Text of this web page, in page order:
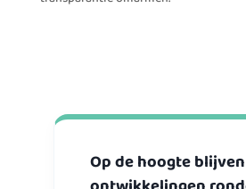
Op de hoogte